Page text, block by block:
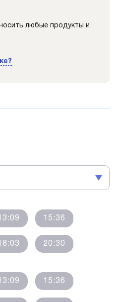
любые продукты и
15:36
20:30
15:36